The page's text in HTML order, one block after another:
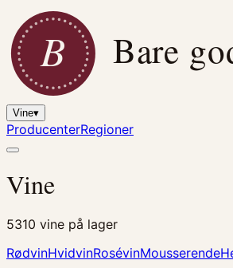
B Bare
Vine▾
ProducenterRegioner
Vine
5310 vine på lager
RødvinHvidvinRosévinMousserende